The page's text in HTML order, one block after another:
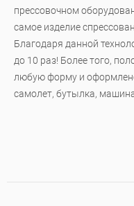
прессовочном
самое изделие
Благодаря данной
до 10 раз! Более того,
любую форму и
самолет, бутылка,